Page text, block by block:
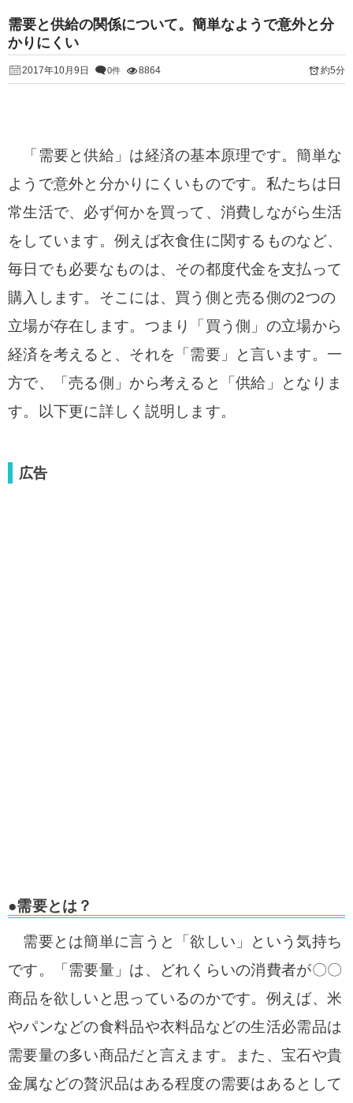
需要と供給の関係について。簡単なようで意外と分
かりにくい
2017年10月9日 0件 8864 約5分
「需要と供給」は経済の基本原理です。簡単な
ようで意外と分かりにくいものです。 私たちは日
常生活で、必ず何かを買って、消費しながら生活
をしています。例えば衣食住に関するものなど、
毎日でも必要なものは、その都度代金を支払って
購入します。そこには、買う側と売る側の2つの
立場が存在します。つまり「買う側」の立場から
経済を考えると、それを「需要」と言います。一
方で、「売る側」から考えると「供給」となりま
す。以下更に詳しく説明します。
広告
●需要とは？
需要とは簡単に言うと「欲しい」という気持ち
です。「需要量」は、どれくらいの消費者が〇〇
商品を欲しいと思っているのかです。例えば、米
やパンなどの食料品や衣料品などの生活必需品は
需要量の多い商品だと言えます。また、宝石や貴
金属などの贅沢品はある程度の需要はあるとして